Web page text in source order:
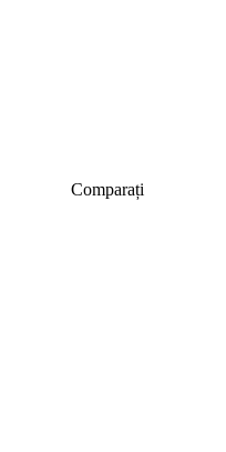
Comparați